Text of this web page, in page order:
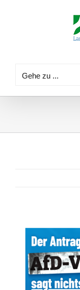
Gehe zu ...